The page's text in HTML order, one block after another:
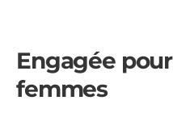
Engagée
femmes